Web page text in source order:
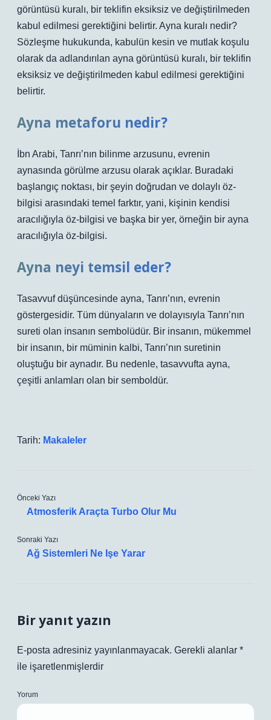
görüntüsü kuralı, bir teklifin eksiksiz ve değiştirilmeden
kabul edilmesi gerektiğini belirtir. Ayna kuralı nedir?
Sözleşme hukukunda, kabulün kesin ve mutlak koşulu
olarak da adlandırılan ayna görüntüsü kuralı, bir teklifin
eksiksiz ve değiştirilmeden kabul edilmesi gerektiğini
belirtir.
Ayna metaforu nedir?
İbn Arabi, Tanrı’nın bilinme arzusunu, evrenin
aynasında görülme arzusu olarak açıklar. Buradaki
başlangıç ​​noktası, bir şeyin doğrudan ve dolaylı öz-
bilgisi arasındaki temel farktır, yani, kişinin kendisi
aracılığıyla öz-bilgisi ve başka bir yer, örneğin bir ayna
aracılığıyla öz-bilgisi.
Ayna neyi temsil eder?
Tasavvuf düşüncesinde ayna, Tanrı’nın, evrenin
göstergesidir. Tüm dünyaların ve dolayısıyla Tanrı’nın
sureti olan insanın sembolüdür. Bir insanın, mükemmel
bir insanın, bir müminin kalbi, Tanrı’nın suretinin
oluştuğu bir aynadır. Bu nedenle, tasavvufta ayna,
çeşitli anlamları olan bir semboldür.
Tarih: Makaleler
Önceki Yazı
Atmosferik Araçta Turbo Olur Mu
Sonraki Yazı
Ağ Sistemleri Ne Işe Yarar
Bir yanıt yazın
E-posta adresiniz yayınlanmayacak. Gerekli alanlar *
ile işaretlenmişlerdir
Yorum